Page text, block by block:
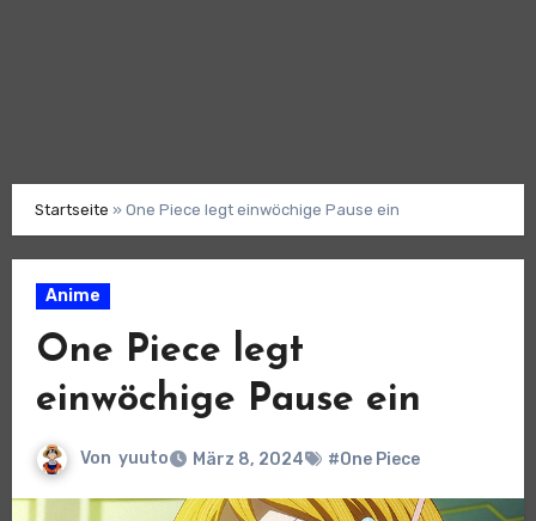
Startseite » One Piece legt einwöchige Pause ein
Anime
One Piece legt
einwöchige Pause ein
Von yuuto März 8, 2024 #One Piece